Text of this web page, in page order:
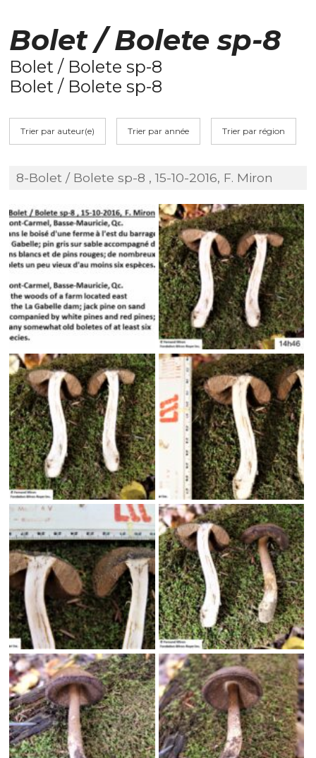
Bolet / Bolete sp-8
Bolet / Bolete sp-8
Bolet / Bolete sp-8
Trier par auteur(e) Trier par année Trier par région
8-Bolet / Bolete sp-8 , 15-10-2016, F. Miron